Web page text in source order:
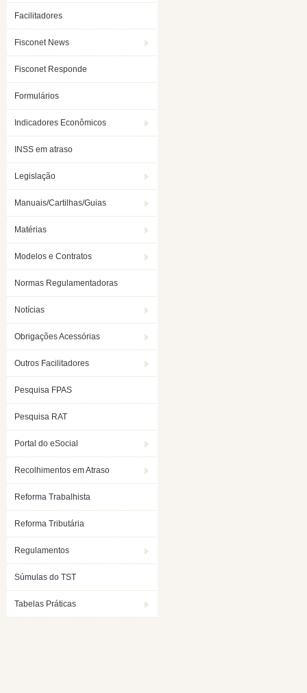
Facilitadores
Fisconet News
Fisconet Responde
Formulários
Indicadores Econômicos
INSS em atraso
Legislação
Manuais/Cartilhas/Guias
Matérias
Modelos e Contratos
Normas Regulamentadoras
Notícias
Obrigações Acessórias
Outros Facilitadores
Pesquisa FPAS
Pesquisa RAT
Portal do eSocial
Recolhimentos em Atraso
Reforma Trabalhista
Reforma Tributária
Regulamentos
Súmulas do TST
Tabelas Práticas